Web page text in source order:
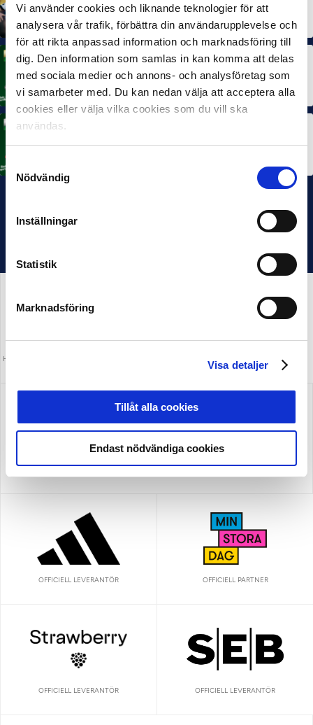
Vi använder cookies och liknande teknologier för att
analysera vår trafik, förbättra din användarupplevelse och
för att rikta anpassad information och marknadsföring till
dig. Den information som samlas in kan komma att delas
med sociala medier och annons- och analysföretag som
vi samarbeter med. Du kan nedan välja att acceptera alla
cookies eller välja vilka cookies som du vill ska
användas.
Samtyckesval
Nödvändig
Inställningar
Statistik
Marknadsföring
Visa detaljer
Tillåt alla cookies
Endast nödvändiga cookies
Dubbla Landskrona-priser när juni summeras
MÅNADENS SPELARE
Rösta på Månadens Spelare i juni
3 JUL 2026
Rösta på Månadens Tränare i juni
HUVUDPARTNER OCH PRESENTING PARTNER
OFFICIELL LEVERANTÖR
OFFICIELL LEVERANTÖR OFFICIELL PARTNER
OFFICIELL LEVERANTÖR OFFICIELL LEVERANTÖR